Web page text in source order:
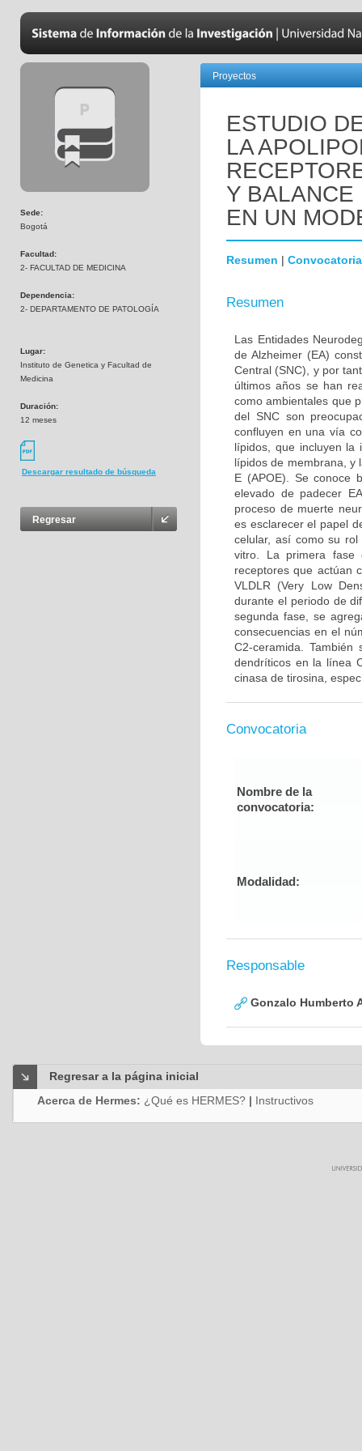
Sede:
Bogotá
Facultad:
2- FACULTAD DE MEDICINA
Dependencia:
2- DEPARTAMENTO DE PATOLOGÍA
Lugar:
Instituto de Genetica y Facultad de
Medicina
Duración:
12 meses
Descargar resultado de búsqueda
Regresar
Proyectos
ESTUDIO
LA
Y BALANCE
EN UN
Resumen | Convocatoria
Resumen
Las Entidades
de Alzheimer (EA)
Central (SNC), y por
últimos años se han
como ambientales que
del SNC son
confluyen en una vía
lípidos, que incluyen la
lípidos de membrana, y
E (APOE). Se conoce
elevado de padecer
proceso de muerte
es esclarecer el papel
celular, así como su
vitro. La primera fase
receptores que actúan
VLDLR (Very Low
durante el periodo de
segunda fase, se
consecuencias en el
C2-ceramida.
dendríticos en la línea
cinasa de tirosina,
Convocatoria
Nombre de la
convocatoria:
Modalidad:
Responsable
Gonzalo Humberto
Regresar a la página inicial
Acerca de Hermes: ¿Qué es HERMES? | Instructivos